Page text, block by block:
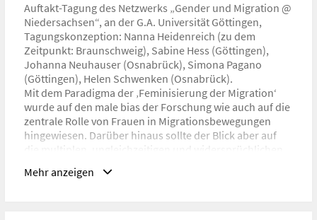
Auftakt-Tagung des Netzwerks „Gender und Migration @
Niedersachsen“, an der G.A. Universität Göttingen,
Tagungskonzeption: Nanna Heidenreich (zu dem
Zeitpunkt: Braunschweig), Sabine Hess (Göttingen),
Johanna Neuhauser (Osnabrück), Simona Pagano
(Göttingen), Helen Schwenken (Osnabrück).
Mit dem Paradigma der ‚Feminisierung der Migration‘
wurde auf den male bias der Forschung wie auch auf die
zentrale Rolle von Frauen in Migrationsbewegungen
hingewiesen. Darüber hinaus sollte der Blick aber auf
und Sexualitäten in Migrationsprozessen erweitert
Mehr anzeigen